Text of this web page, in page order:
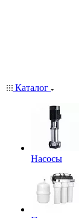
Каталог
Насосы